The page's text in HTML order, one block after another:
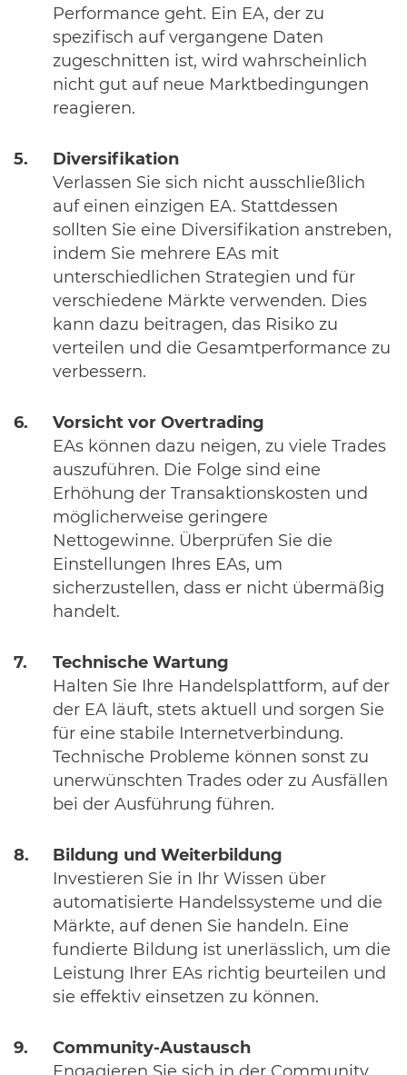
Performance geht. Ein EA, der zu
spezifisch auf vergangene Daten
zugeschnitten ist, wird wahrscheinlich
nicht gut auf neue Marktbedingungen
reagieren.
Diversifikation
Verlassen Sie sich nicht ausschließlich
auf einen einzigen EA. Stattdessen
sollten Sie eine Diversifikation anstreben,
indem Sie mehrere EAs mit
unterschiedlichen Strategien und für
verschiedene Märkte verwenden. Dies
kann dazu beitragen, das Risiko zu
verteilen und die Gesamtperformance zu
verbessern.
Vorsicht vor Overtrading
EAs können dazu neigen, zu viele Trades
auszuführen. Die Folge sind eine
Erhöhung der Transaktionskosten und
möglicherweise geringere
Nettogewinne. Überprüfen Sie die
Einstellungen Ihres EAs, um
sicherzustellen, dass er nicht übermäßig
handelt.
Technische Wartung
Halten Sie Ihre Handelsplattform, auf der
der EA läuft, stets aktuell und sorgen Sie
für eine stabile Internetverbindung.
Technische Probleme können sonst zu
unerwünschten Trades oder zu Ausfällen
bei der Ausführung führen.
Bildung und Weiterbildung
Investieren Sie in Ihr Wissen über
automatisierte Handelssysteme und die
Märkte, auf denen Sie handeln. Eine
fundierte Bildung ist unerlässlich, um die
Leistung Ihrer EAs richtig beurteilen und
sie effektiv einsetzen zu können.
Community-Austausch